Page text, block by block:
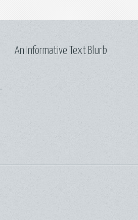
An Informative Text Blurb